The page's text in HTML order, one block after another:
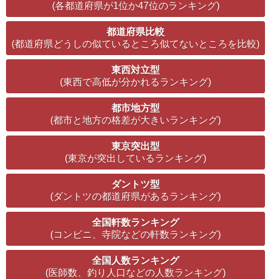
(各都道府県が1位か47位のランキング)
都道府県比較
(都道府県どうしの似ているところ似てないところを比較)
東西対立型
(東西で高低が分かれるランキング)
都市地方型
(都市と地方の格差が大きいランキング)
東京突出型
(東京が突出しているランキング)
ダントツ型
(ダントツの都道府県があるランキング)
全国軒数ランキング
(コンビニ、寺院などの軒数ランキング)
全国人数ランキング
(医師数、釣り人口などの人数ランキング)